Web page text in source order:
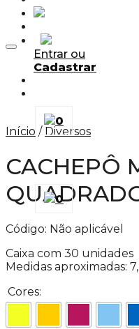
Entrar ou
Cadastrar
0
0
Início / Diversos
CACHEPÔ
Código: Não aplicável
Caixa com 30 unidades
Medidas aproximadas:
Cores: